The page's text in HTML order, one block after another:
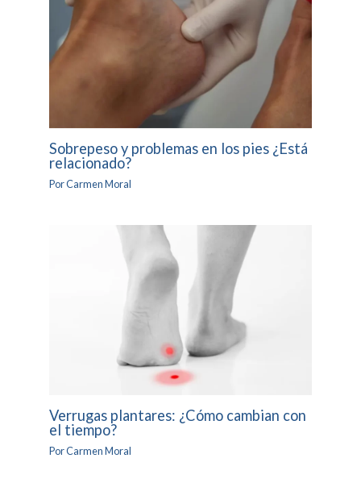
Sobrepeso y problemas en los pies ¿Está
relacionado?
PorCarmen Moral
Verrugas plantares: ¿Cómo cambian con
el tiempo?
PorCarmen Moral